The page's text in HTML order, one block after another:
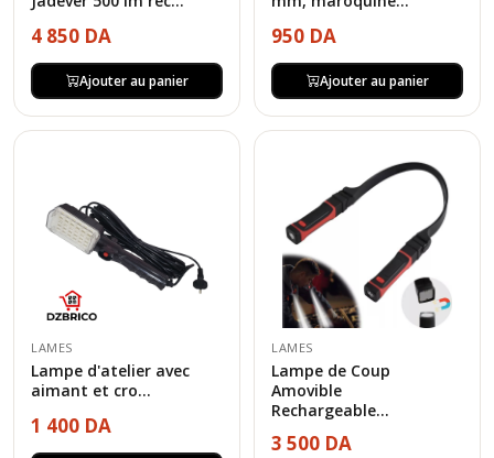
4 850 DA
Ajouter au panier
950 DA
Ajouter au panier
LAMES
Lampe d'atelier avec
aimant et cro...
1 400 DA
LAMES
Lampe de Coup
Amovible
Rechargeable...
3 500 DA